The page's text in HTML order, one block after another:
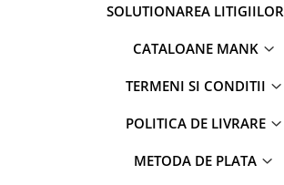
SOLUTIONAREA LITIGIILOR
CATALOANE MANK
TERMENI SI CONDITII
POLITICA DE LIVRARE
METODA DE PLATA